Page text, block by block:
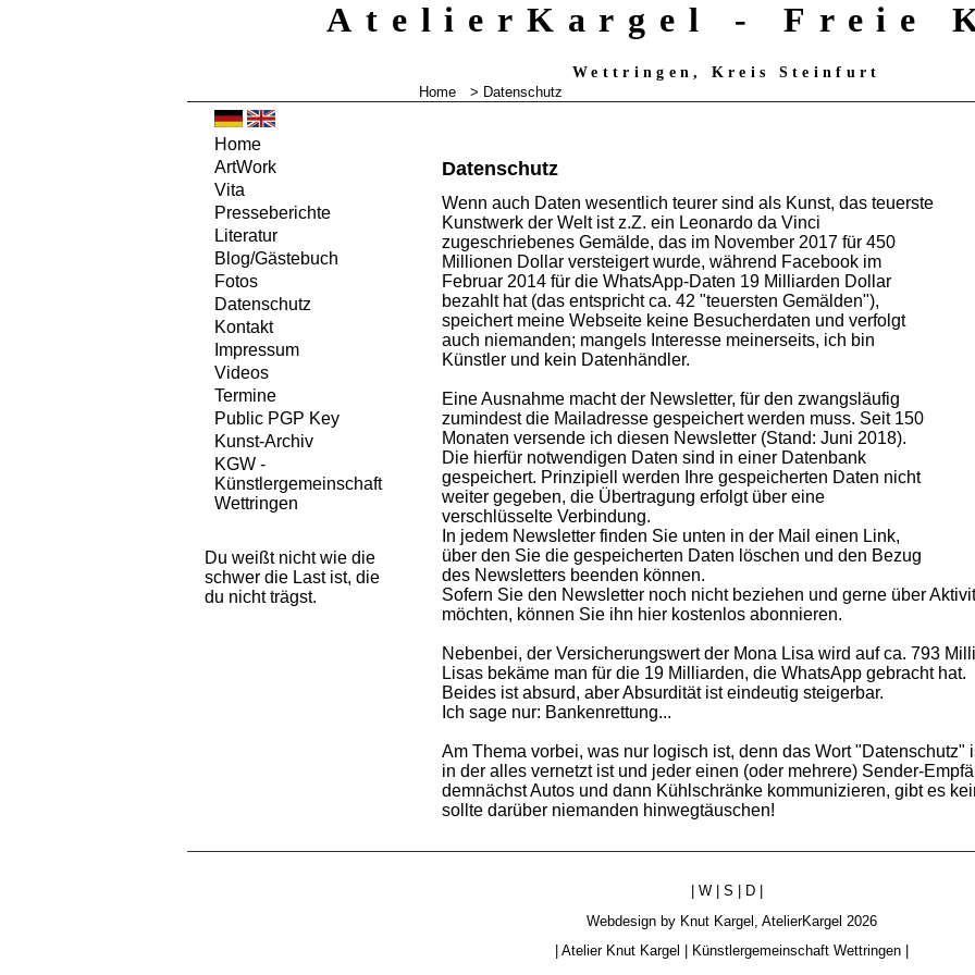
AtelierKargel - Freie
Wettringen, Kreis Steinfurt
Home > Datenschutz
Datenschutz
Wenn auch Daten wesentlich teurer sind als Kunst, das teuerste
Kunstwerk der Welt ist z.Z. ein Leonardo da Vinci
zugeschriebenes Gemälde, das im November 2017 für 450
Millionen Dollar versteigert wurde, während Facebook im
Februar 2014 für die WhatsApp-Daten 19 Milliarden Dollar
bezahlt hat (das entspricht ca. 42 "teuersten Gemälden"),
speichert meine Webseite keine Besucherdaten und verfolgt
auch niemanden; mangels Interesse meinerseits, ich bin
Künstler und kein Datenhändler.
Eine Ausnahme macht der Newsletter, für den zwangsläufig
zumindest die Mailadresse gespeichert werden muss. Seit 150
Monaten versende ich diesen Newsletter (Stand: Juni 2018).
Die hierfür notwendigen Daten sind in einer Datenbank
gespeichert. Prinzipiell werden Ihre gespeicherten Daten nicht
weiter gegeben, die Übertragung erfolgt über eine
verschlüsselte Verbindung.
In jedem Newsletter finden Sie unten in der Mail einen Link,
über den Sie die gespeicherten Daten löschen und den Bezug
des Newsletters beenden können.
Sofern Sie den Newsletter noch nicht beziehen und gerne über
möchten, können Sie ihn hier kostenlos abonnieren.
Nebenbei, der Versicherungswert der Mona Lisa wird auf ca. 793
Lisas bekäme man für die 19 Milliarden, die WhatsApp gebracht hat.
Beides ist absurd, aber Absurdität ist eindeutig steigerbar.
Ich sage nur: Bankenrettung...
Am Thema vorbei, was nur logisch ist, denn das Wort "Datenschutz"
in der alles vernetzt ist und jeder einen (oder mehrere) Sender-
demnächst Autos und dann Kühlschränke kommunizieren, gibt es
sollte darüber niemanden hinwegtäuschen!
Home
ArtWork
Vita
Presseberichte
Literatur
Blog/Gästebuch
Fotos
Datenschutz
Kontakt
Impressum
Videos
Termine
Public PGP Key
Kunst-Archiv
KGW -
Künstlergemeinschaft
Wettringen
Du weißt nicht wie die
schwer die Last ist, die
du nicht trägst.
W S D
Webdesign by Knut Kargel AtelierKargel 2026
Atelier Knut Kargel Künstlergemeinschaft Wettringen|